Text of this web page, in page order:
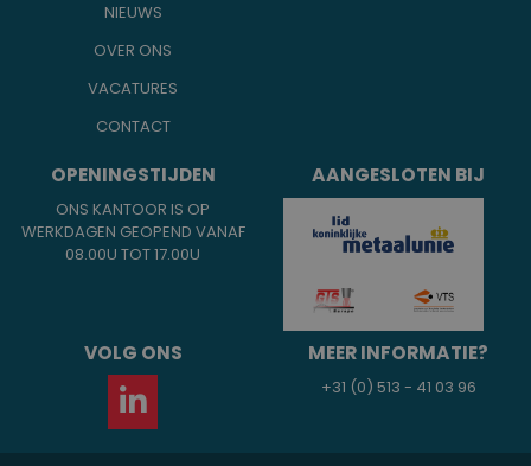
NIEUWS
OVER ONS
VACATURES
CONTACT
OPENINGSTIJDEN
ONS KANTOOR IS OP
WERKDAGEN GEOPEND VANAF
08.00U TOT 17.00U
AANGESLOTEN BIJ
VOLG ONS MEER INFORMATIE?
+31 (0) 513 - 41 03 96